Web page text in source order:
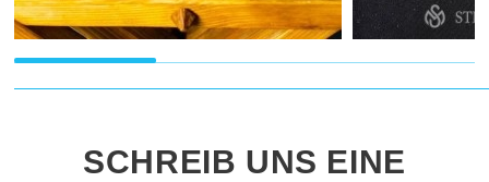
SCHREIB UNS EINE